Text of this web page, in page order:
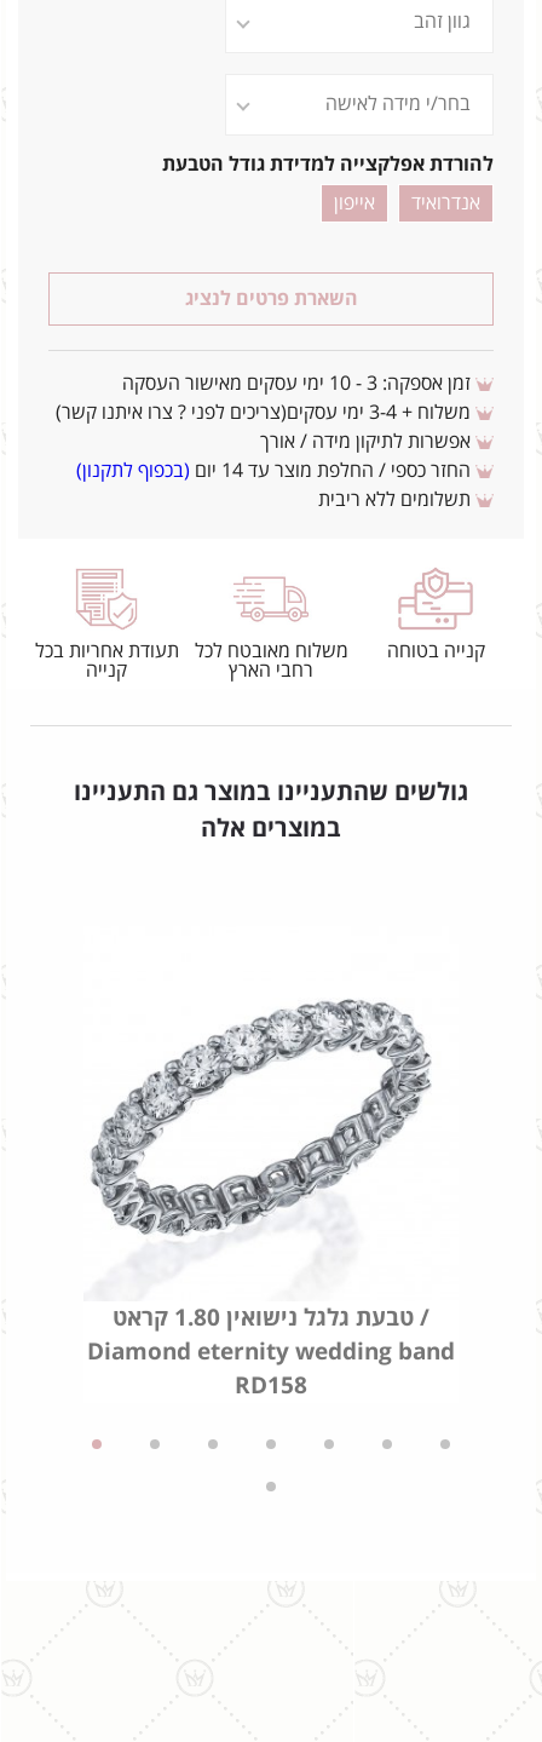
להורדת אפלקצייה למדידת גודל הטבעת
אנדרואיד
אייפון
השארת פרטים לנציג
זמן אספקה: 3 - 10 ימי עסקים מאישור העסקה
משלוח + 3-4 ימי עסקים(צריכים לפני ? צרו איתנו קשר)
אפשרות לתיקון מידה / אורך
החזר כספי / החלפת מוצר עד 14 יום
(בכפוף לתקנון)
תשלומים ללא ריבית
קנייה בטוחה
משלוח מאובטח לכל
רחבי הארץ
תעודת אחריות בכל
קנייה
גולשים שהתעניינו במוצר גם התעניינו
במוצרים אלה
טבעת גלגל נישואין 1.80 קראט /
Diamond eternity wedding band
RD158